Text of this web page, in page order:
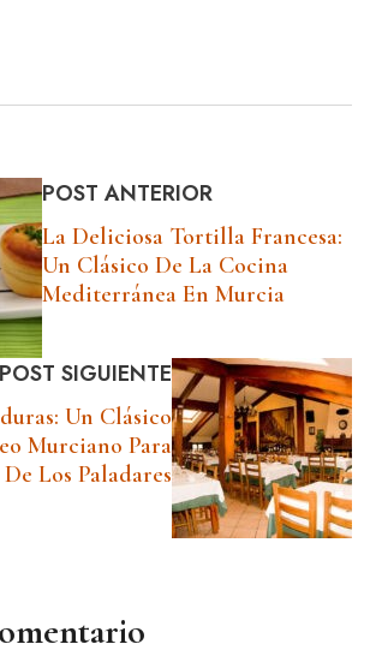
POST ANTERIOR
La Deliciosa Tortilla Francesa:
Un Clásico De La Cocina
Mediterránea En Murcia
POST SIGUIENTE
Un Clásico
Murciano Para
Los Paladares